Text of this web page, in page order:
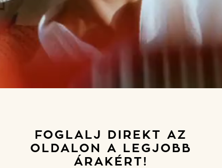
FOGLALJ DIREKT AZ
OLDALON A LEGJOBB
ÁRAKÉRT!